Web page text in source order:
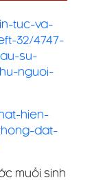
tuc-va-
32/4747-
su-
nguoi-
hien-
dat-
muối sinh